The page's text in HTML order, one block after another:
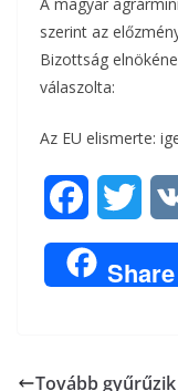
szerint az
Bizottság
válaszolta:
Az EU elismerte:
a
c
b
w
i
t
Share
Tovább